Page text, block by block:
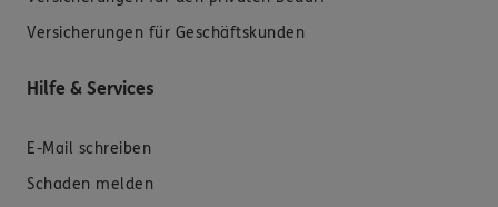
Versicherungen für Geschäftskunden
Hilfe & Services
E-Mail schreiben
Schaden melden